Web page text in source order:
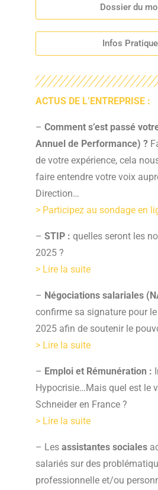
Dossier du
Infos
ACTUS DE L’ENTREPRISE :
– Comment s’est passé
Annuel de Performance) ?
de votre expérience, cela
faire entendre votre voix
Direction…
> Participez au sondage en
– STIP : quelles seront les
2025 ?
> Lire la suite
– Négociations salariales
confirme sa signature pour
2025 afin de soutenir le
> Lire la suite
– Emploi et Rémunération :
Hypocrisie…Mais quel est le
Schneider en France ?
> Lire la suite
– Les assistantes sociales
salariés sur des
professionnelle et/ou